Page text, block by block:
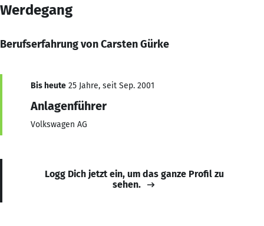
Werdegang
Berufserfahrung von Carsten Gürke
Bis heute 25 Jahre, seit Sep. 2001
Anlagenführer
Volkswagen AG
Logg Dich jetzt ein, um das ganze Profil zu
sehen.